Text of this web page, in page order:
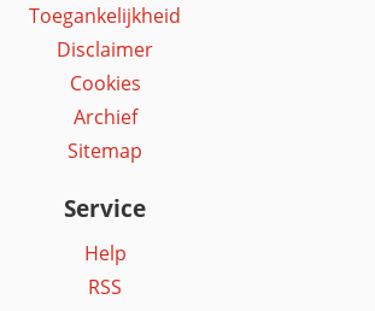
Toegankelijkheid
Disclaimer
Cookies
Archief
Sitemap
Service
Help
RSS